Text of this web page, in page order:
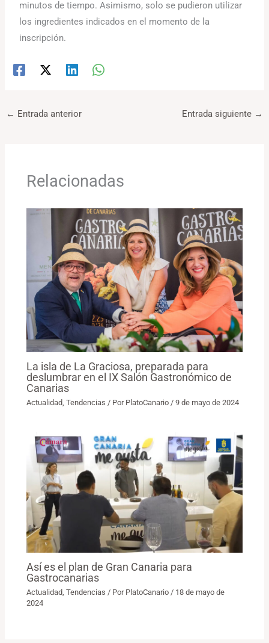
minutos de tiempo. Asimismo, solo se pudieron utilizar
los ingredientes indicados en el momento de la
inscripción.
← Entrada anterior Entrada siguiente →
Relacionadas
La isla de La Graciosa, preparada para
deslumbrar en el IX Salón Gastronómico de
Canarias
Actualidad,Tendencias / Por PlatoCanario/9 de mayo de 2024
Así es el plan de Gran Canaria para
Gastrocanarias
Actualidad,Tendencias / Por PlatoCanario/ 18 de mayo de
2024